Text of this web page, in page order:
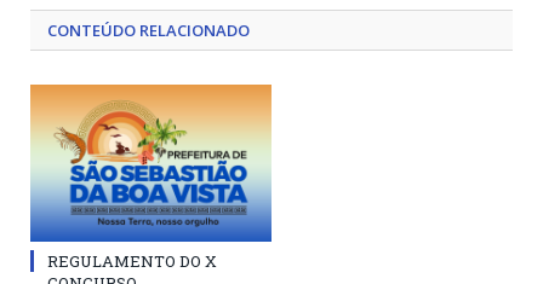
CONTEÚDO RELACIONADO
REGULAMENTO DO X